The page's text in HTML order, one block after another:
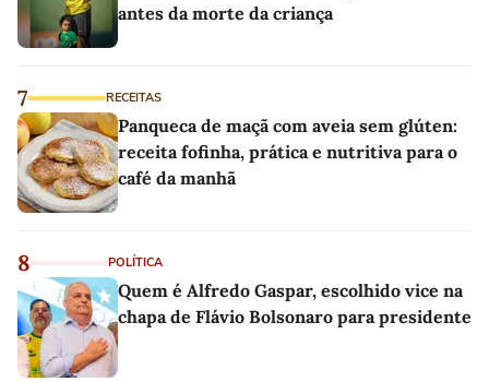
antes da morte da criança
7 RECEITAS
Panqueca de maçã com aveia sem glúten:
receita fofinha, prática e nutritiva para o
café da manhã
8 POLÍTICA
Quem é Alfredo Gaspar, escolhido vice na
chapa de Flávio Bolsonaro para presidente